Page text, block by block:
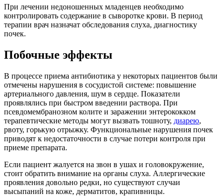
При лечении недоношенных младенцев необходимо
контролировать содержание в сыворотке крови. В период
терапии врач назначат обследования слуха, диагностику
почек.
Побочные эффекты
В процессе приема антибиотика у некоторых пациентов были
отмечены нарушения в сосудистой системе: повышение
артериального давления, шум в сердце. Показатели
проявлялись при быстром введении раствора. При
псевдомембранозном колите и заражении энтерококком
терапевтические методы могут вызвать тошноту, диарею,
рвоту, горькую отрыжку. Функциональные нарушения почек
приводят к недостаточности в случае потери контроля при
приеме препарата.
Если пациент жалуется на звон в ушах и головокружение,
стоит обратить внимание на органы слуха. Аллергические
проявления довольно редки, но существуют случаи
высыпаний на коже, дерматитов, крапивницы.